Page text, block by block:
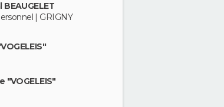
BEAUGELET
| GRIGNY
"VOGELEIS"